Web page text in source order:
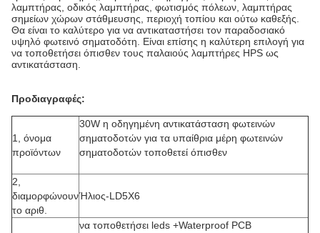
λαμπτήρας, οδικός λαμπτήρας, φωτισμός πόλεων, λαμπτήρας
σημείων χώρων στάθμευσης, περιοχή τοπίου και ούτω καθεξής.
Θα είναι το καλύτερο για να αντικαταστήσει τον παραδοσιακό
υψηλό φωτεινό σηματοδότη. Είναι επίσης η καλύτερη επιλογή για
να τοποθετήσει όπισθεν τους παλαιούς λαμπτήρες HPS ως
αντικατάσταση.
Προδιαγραφές:
1, όνομα
προϊόντων
30W η οδηγημένη αντικατάσταση φωτεινών
σηματοδοτών για τα υπαίθρια μέρη φωτεινών
σηματοδοτών τοποθετεί όπισθεν
2,
διαμορφώνουν
το αριθ.
Ήλιος-LD5X6
να τοποθετήσει leds +Waterproof PCB